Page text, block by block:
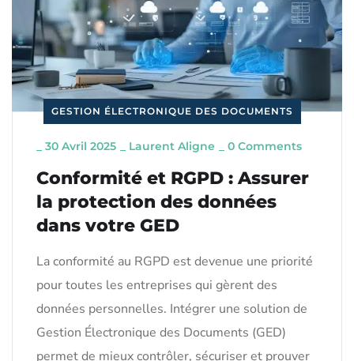
GESTION ÉLECTRONIQUE DES DOCUMENTS
30 Avril 2025 Laurent Aligne 0 Comments
Conformité et RGPD : Assurer
la protection des données
dans votre GED
La conformité au RGPD est devenue une priorité
pour toutes les entreprises qui gèrent des
données personnelles. Intégrer une solution de
Gestion Électronique des Documents (GED)
permet de mieux contrôler, sécuriser et prouver